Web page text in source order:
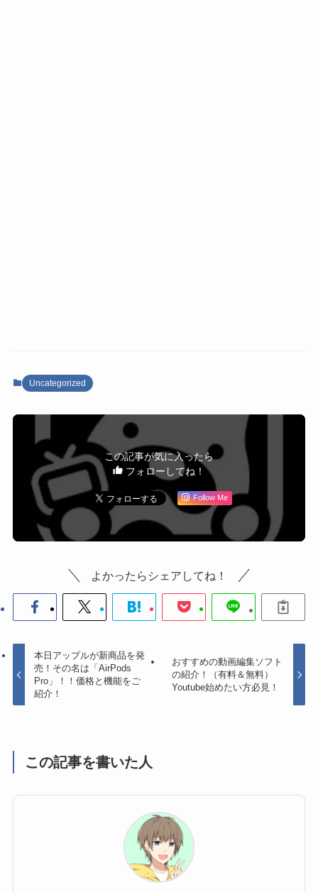
Uncategorized
この記事が気に入ったら
フォローしてね！
Follow Me
よかったらシェアしてね！
本日アップルが新商品を発
売！その名は「AirPods
Pro」！！価格と機能をご
紹介！
おすすめの動画編集ソフト
の紹介！（有料＆無料）
Youtube始めたい方必見！
この記事を書いた人